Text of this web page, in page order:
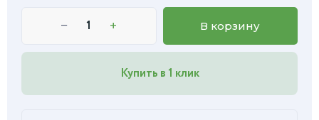
− + В корзину
Купить в 1 клик